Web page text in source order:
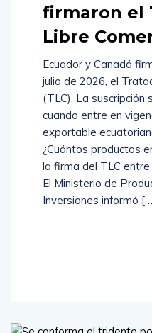
firmaron el
Libre
Ecuador y Canadá
julio de 2026, el
(TLC). La suscripción
cuando entre en
exportable
¿Cuántos productos
la firma del TLC
El Ministerio de
Inversiones informó